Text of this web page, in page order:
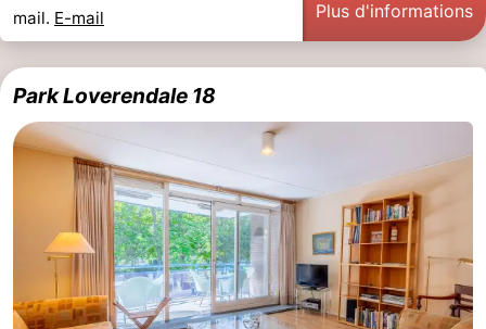
mail. E-mail Plus d'informations
Park Loverendale 18